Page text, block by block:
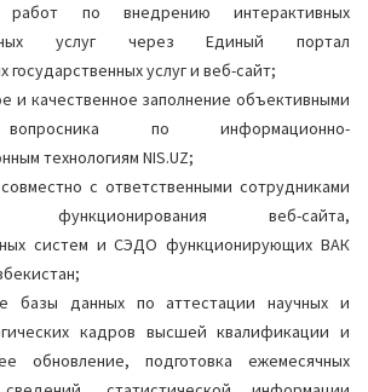
работ по внедрению интерактивных
услуг через Единый портал
государственных услуг и веб-сайт;
и качественное заполнение объективными
по информационно-
технологиям NIS.UZ;
с ответственными сотрудниками
функционирования веб-сайта,
систем и СЭДО функционирующих ВАК
базы данных по аттестации научных и
кадров высшей квалификации и
обновление, подготовка ежемесячных